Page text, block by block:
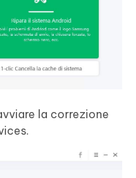
la correzione